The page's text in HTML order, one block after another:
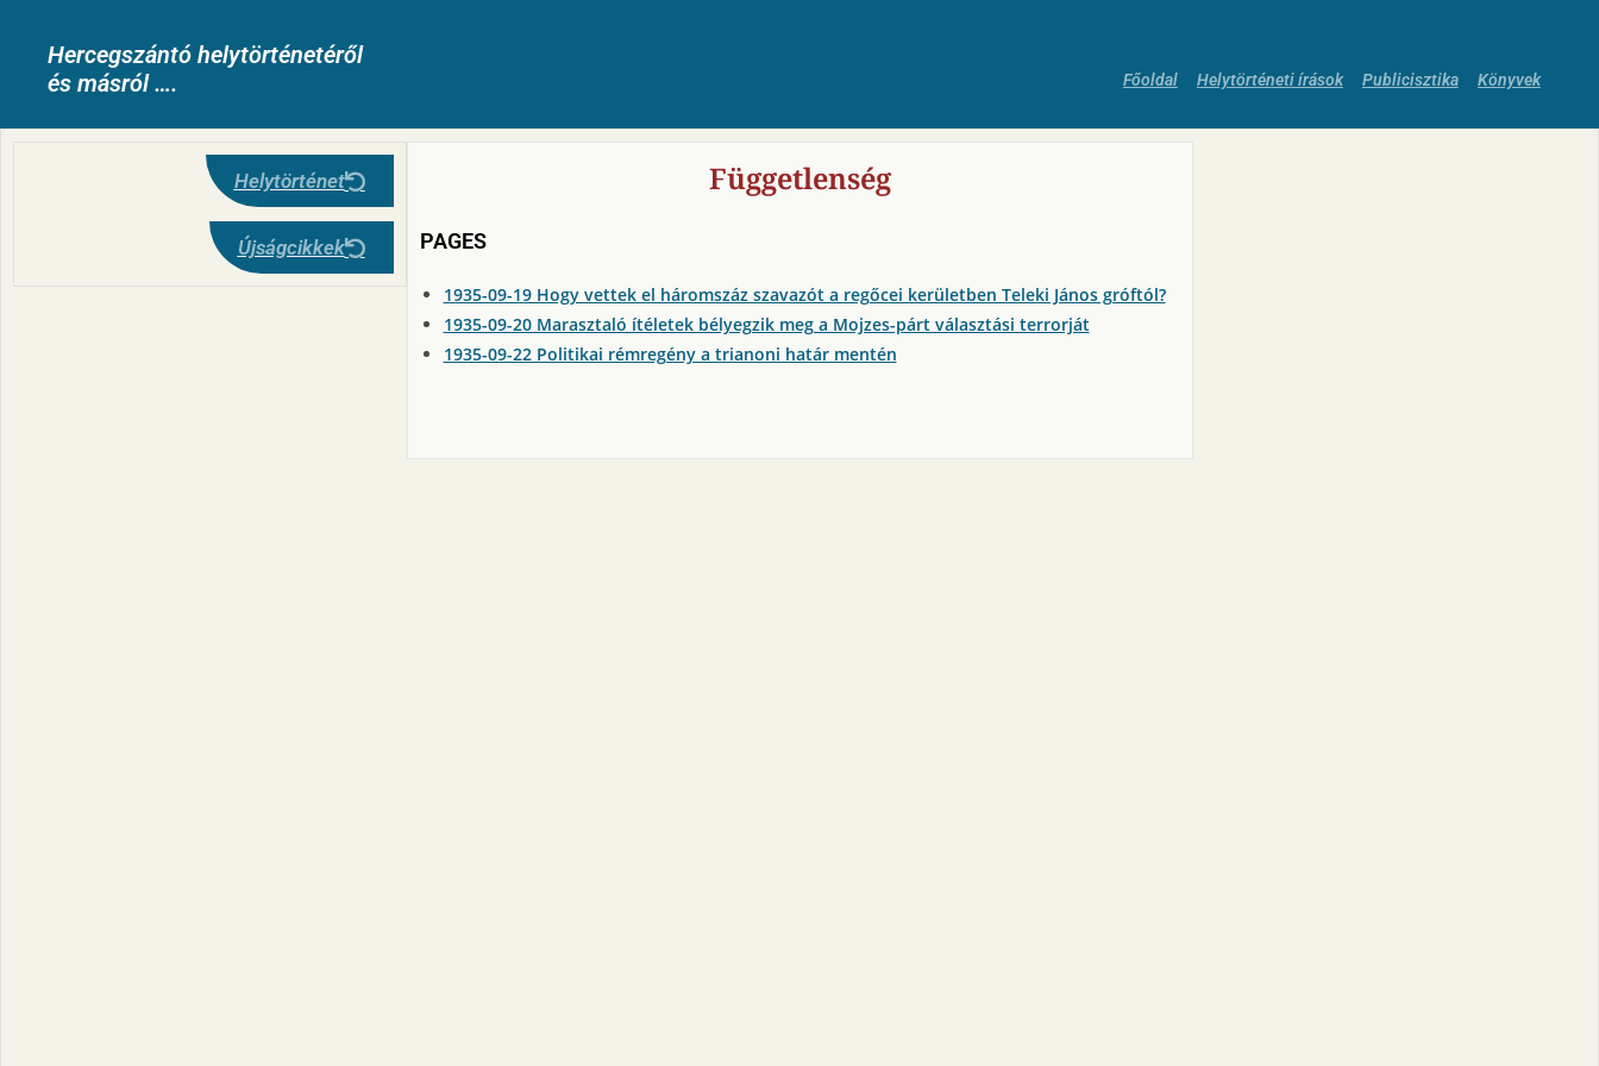
Hercegszántó helytörténetéről
és másról ….
Főoldal Helytörténeti írások Publicisztika Könyvek
Helytörténet
Újságcikkek
Függetlenség
PAGES
1935-09-19 Hogy vettek el háromszáz szavazót a regőcei kerületben Teleki János gróftól?
1935-09-20 Marasztaló ítéletek bélyegzik meg a Mojzes-párt választási terrorját
1935-09-22 Politikai rémregény a trianoni határ mentén